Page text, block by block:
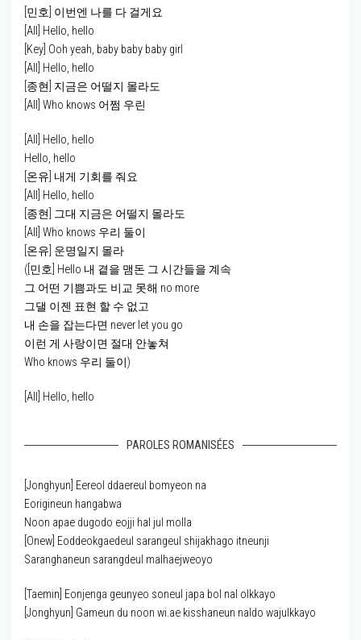
[민호] 이번엔 나를 다 걸게요
[All] Hello, hello
[Key] Ooh yeah, baby baby baby girl
[All] Hello, hello
[종현] 지금은 어떨지 몰라도
[All] Who knows 어쩜 우린
[All] Hello, hello
Hello, hello
[온유] 내게 기회를 줘요
[All] Hello, hello
[종현] 그대 지금은 어떨지 몰라도
[All] Who knows 우리 둘이
[온유] 운명일지 몰라
([민호] Hello 내 곁을 맴돈 그 시간들을 계속
그 어떤 기쁨과도 비교 못해 no more
그댈 이젠 표현 할 수 없고
내 손을 잡는다면 never let you go
이런 게 사랑이면 절대 안놓쳐
Who knows 우리 둘이)
[All] Hello, hello
PAROLES ROMANISÉES
[Jonghyun] Eereol ddaereul bomyeon na
Eorigineun hangabwa
Noon apae dugodo eojji hal jul molla
[Onew] Eoddeokgaedeul sarangeul shijakhago itneunji
Saranghaneun sarangdeul malhaejweoyo
[Taemin] Eonjenga geunyeo soneul japa bol nal olkkayo
[Jonghyun] Gameun du noon wi.ae kisshaneun naldo wajulkkayo